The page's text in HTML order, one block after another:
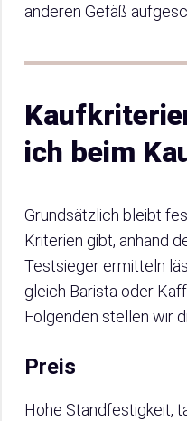
anderen Gefäß
ich beim
Grundsätzlich bleibt
Kriterien gibt, anhand
Testsieger ermitteln
gleich Barista oder
Folgenden stellen wir
Preis
Hohe Standfestigkeit,